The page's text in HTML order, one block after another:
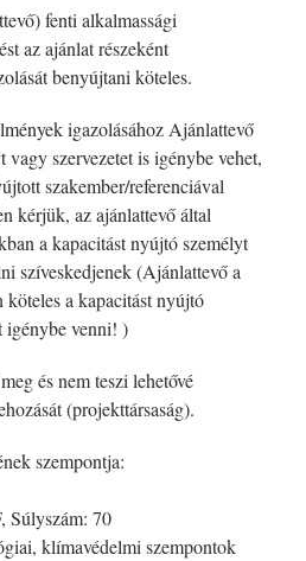
fenti alkalmassági
az ajánlat részeként
benyújtani köteles.
igazolásához Ajánlattevő
szervezetet is igénybe vehet,
szakember/referenciával
kérjük, az ajánlattevő által
a kapacitást nyújtó személyt
szíveskedjenek (Ajánlattevő a
köteles a kapacitást nyújtó
igénybe venni! )
és nem teszi lehetővé
(projekttársaság).
szempontja:
Súlyszám: 70
klímavédelmi szempontok